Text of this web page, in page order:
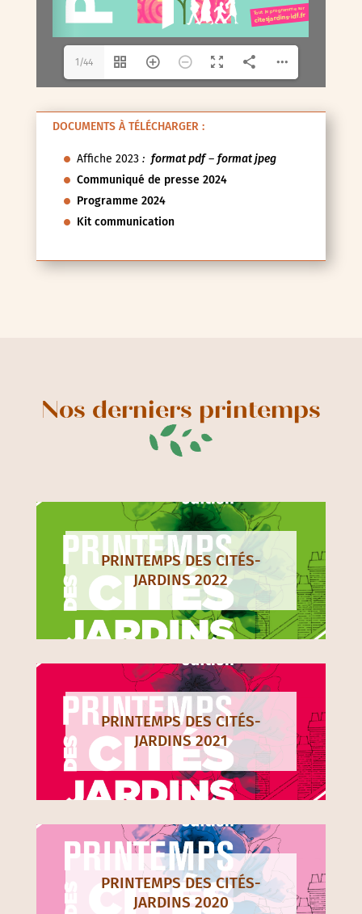
1/44
DOCUMENTS À TÉLÉCHARGER :
Affiche 2023: format pdf– format jpeg
Communiqué de presse 2024
Programme 2024
Kit communication
Nos derniers printemps
PRINTEMPS DES CITÉS-
JARDINS 2022
PRINTEMPS DES CITÉS-
JARDINS 2021
PRINTEMPS DES CITÉS-
JARDINS 2020